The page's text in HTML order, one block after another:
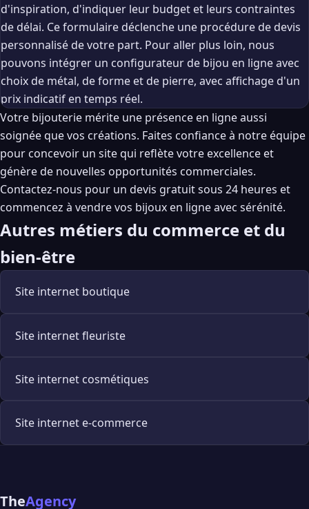
d'inspiration, d'indiquer leur budget et leurs contraintes
de délai. Ce formulaire déclenche une procédure de devis
personnalisé de votre part. Pour aller plus loin, nous
pouvons intégrer un configurateur de bijou en ligne avec
choix de métal, de forme et de pierre, avec affichage d'un
prix indicatif en temps réel.
Votre bijouterie mérite une présence en ligne aussi
soignée que vos créations. Faites confiance à notre équipe
pour concevoir un site qui reflète votre excellence et
génère de nouvelles opportunités commerciales.
Contactez-nous pour un devis gratuit sous 24 heures et
commencez à vendre vos bijoux en ligne avec sérénité.
Autres métiers du commerce et du
bien-être
Site internet boutique
Site internet fleuriste
Site internet cosmétiques
Site internet e-commerce
TheAgency